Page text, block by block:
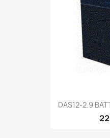
DAS12-2.9